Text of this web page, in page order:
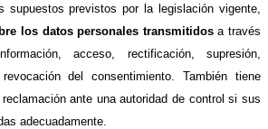
supuestos previstos por la legislación vigente,
los datos personales transmitidosa través
acceso, rectificación, supresión,
del consentimiento. También tiene
ante una autoridad de control si sus
adecuadamente.